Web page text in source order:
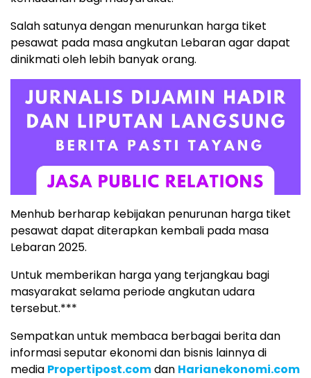
Salah satunya dengan menurunkan harga tiket
pesawat pada masa angkutan Lebaran agar dapat
dinikmati oleh lebih banyak orang.
Menhub berharap kebijakan penurunan harga tiket
pesawat dapat diterapkan kembali pada masa
Lebaran 2025.
Untuk memberikan harga yang terjangkau bagi
masyarakat selama periode angkutan udara
tersebut.***
Sempatkan untuk membaca berbagai berita dan
informasi seputar ekonomi dan bisnis lainnya di
media Propertipost.comdan Harianekonomi.com